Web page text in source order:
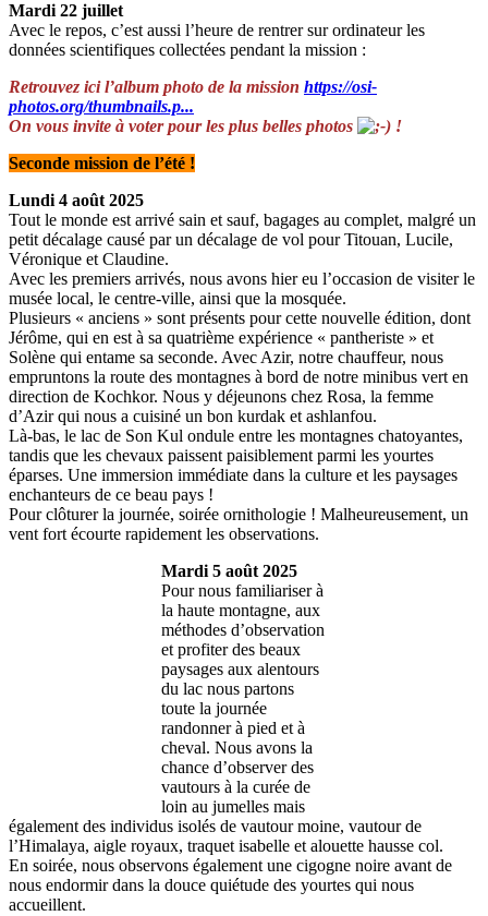
Mardi 22 juillet
Avec le repos, c’est aussi l’heure de rentrer sur ordinateur les
données scientifiques collectées pendant la mission :
Retrouvez ici l’album photo de la mission https://osi-
photos.org/thumbnails.p...
On vous invite à voter pour les plus belles photos
!
Seconde mission de l’été !
Lundi 4 août 2025
Tout le monde est arrivé sain et sauf, bagages au complet, malgré un
petit décalage causé par un décalage de vol pour Titouan, Lucile,
Véronique et Claudine.
Avec les premiers arrivés, nous avons hier eu l’occasion de visiter le
musée local, le centre-ville, ainsi que la mosquée.
Plusieurs « anciens » sont présents pour cette nouvelle édition, dont
Jérôme, qui en est à sa quatrième expérience « pantheriste » et
Solène qui entame sa seconde. Avec Azir, notre chauffeur, nous
empruntons la route des montagnes à bord de notre minibus vert en
direction de Kochkor. Nous y déjeunons chez Rosa, la femme
d’Azir qui nous a cuisiné un bon kurdak et ashlanfou.
Là-bas, le lac de Son Kul ondule entre les montagnes chatoyantes,
tandis que les chevaux paissent paisiblement parmi les yourtes
éparses. Une immersion immédiate dans la culture et les paysages
enchanteurs de ce beau pays !
Pour clôturer la journée, soirée ornithologie ! Malheureusement, un
vent fort écourte rapidement les observations.
Mardi 5 août 2025
Pour nous familiariser à
la haute montagne, aux
méthodes d’observation
et profiter des beaux
paysages aux alentours
du lac nous partons
toute la journée
randonner à pied et à
cheval. Nous avons la
chance d’observer des
vautours à la curée de
loin au jumelles mais
également des individus isolés de vautour moine, vautour de
l’Himalaya, aigle royaux, traquet isabelle et alouette hausse col.
En soirée, nous observons également une cigogne noire avant de
nous endormir dans la douce quiétude des yourtes qui nous
accueillent.